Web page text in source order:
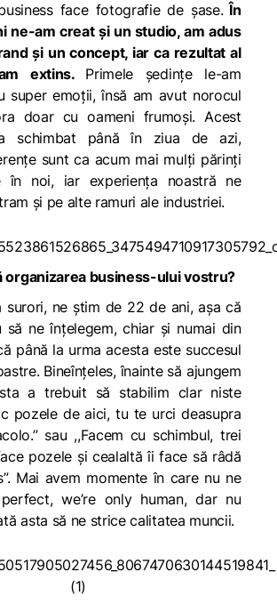
face fotografie de șase.În
ne-am creat și un studio, am adus
și un concept, iar ca rezultat al
extins. Primele ședințe le-am
super emoții, însă am avut norocul
doar cu oameni frumoși. Acest
schimbat până în ziua de azi,
sunt ca acum mai mulți părinți
în noi, iar experiența noastră ne
și pe alte ramuri ale industriei.
organizarea business-ului vostru?
surori, ne știm de 22 de ani, așa că
să ne înțelegem, chiar și numai din
până la urma acesta este succesul
Bineînțeles, înainte să ajungem
a trebuit să stabilim clar niste
pozele de aici, tu te urci deasupra
sau ,,Facem cu schimbul, trei
pozele și cealaltă îi face să râdă
Mai avem momente în care nu ne
we’re only human, dar nu
asta să ne strice calitatea muncii.